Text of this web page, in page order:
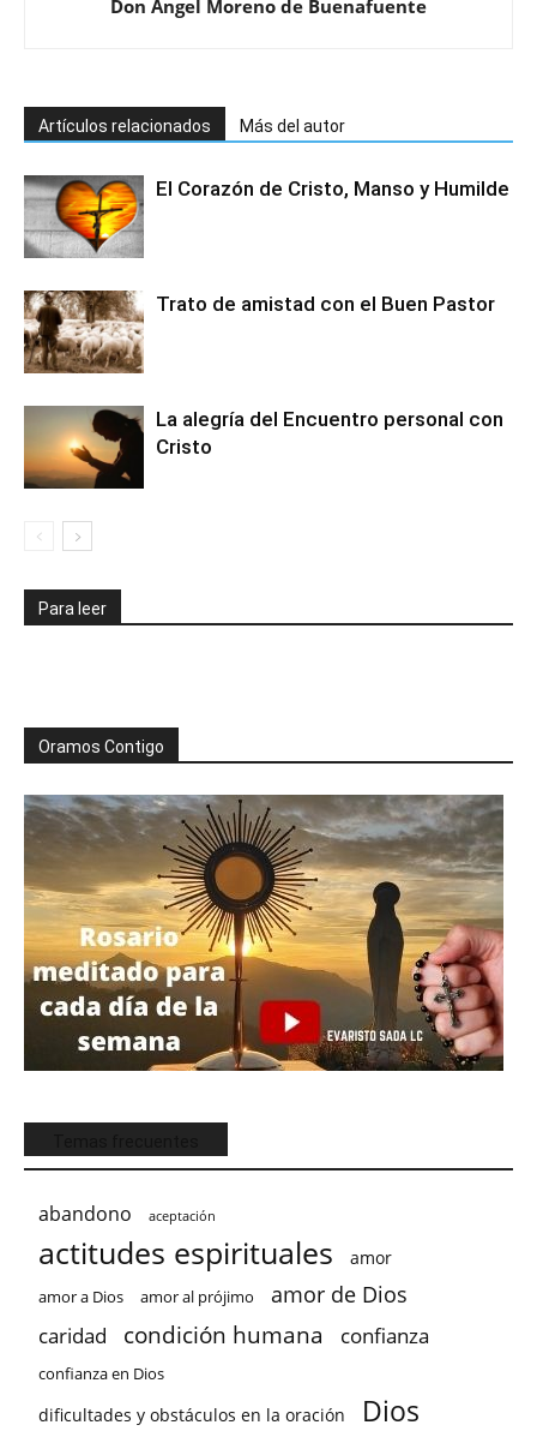
Don Ángel Moreno de Buenafuente
Artículos relacionados Más del autor
El Corazón de Cristo, Manso y Humilde
Trato de amistad con el Buen Pastor
La alegría del Encuentro personal con
Cristo
Para leer
Oramos Contigo
abandono aceptación
actitudes espirituales amor
amor a Dios amor al prójimo amor de Dios
caridad condición humana confianza
confianza en Dios
dificultades y obstáculos en la oración Dios